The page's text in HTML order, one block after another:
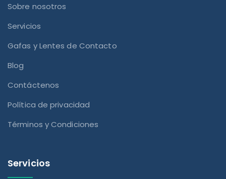
Sobre nosotros
Servicios
Gafas y Lentes de Contacto
Blog
Contáctenos
Política de privacidad
Términos y Condiciones
Servicios